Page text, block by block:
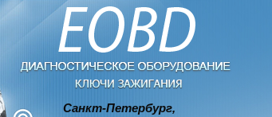
Санкт-Петербург,